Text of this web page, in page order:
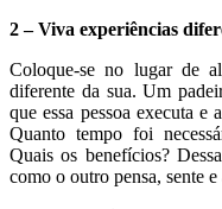
2 – Viva experiências
Coloque-se no lugar de
diferente da sua. Um
que essa pessoa executa
Quanto tempo foi
Quais os benefícios?
como o outro pensa, sente e